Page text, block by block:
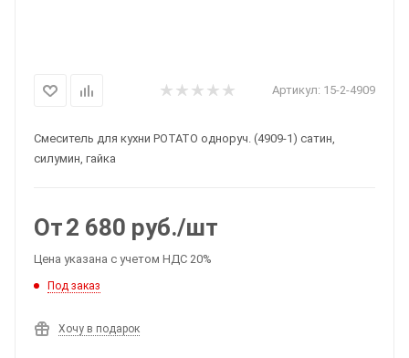
Артикул: 15-2-4909
Смеситель для кухни POTATO одноруч. (4909-1) сатин,
силумин, гайка
От2 680 руб./шт
Цена указана с учетом НДС 20%
Под заказ
Хочу в подарок